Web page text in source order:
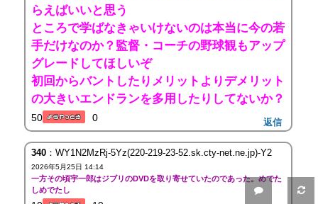
らえばいいと思う
ところで学ばなきゃいけないのは本当に今の若
手だけなのか？監督・コーチの野球観もアップ
グレードしてほしいぞ
初回からバントしたりメリットよりデメリット
の大きいエンドランを多用したりしてないか？
50 0 返信
340：WY1N2MzRj-5Yz(220-219-23-52.sk.cty-net.ne.jp)-Y2
2026年5月25日 14:14
一方その頃宇一郎はジブリのDVDを取り寄せていたのであった。めでた
しめでたし